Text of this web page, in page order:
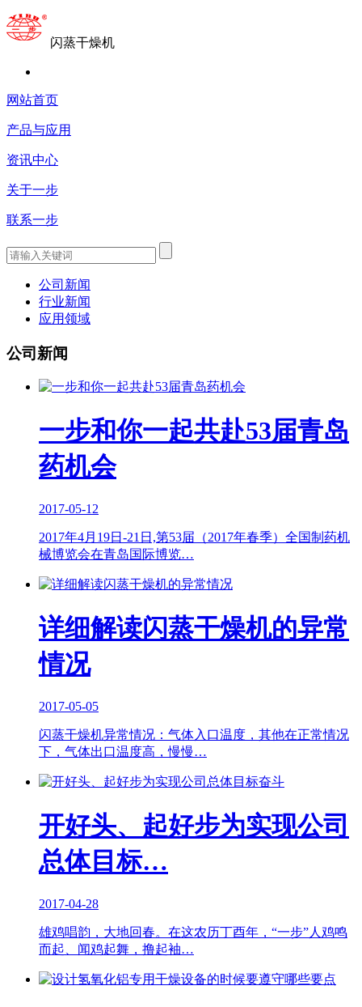
闪蒸干燥机
网站首页
产品与应用
资讯中心
关于一步
联系一步
公司新闻
行业新闻
应用领域
公司新闻
一步和你一起共赴53届青岛
药机会
2017-05-12
2017年4月19日-21日,第53届（2017年春季）全国制药机
械博览会在青岛国际博览…
详细解读闪蒸干燥机的异常
情况
2017-05-05
闪蒸干燥机异常情况：气体入口温度，其他在正常情况
下，气体出口温度高，慢慢…
开好头、起好步为实现公司
总体目标…
2017-04-28
雄鸡唱韵，大地回春。在这农历丁酉年，“一步”人鸡鸣
而起、闻鸡起舞，撸起袖…